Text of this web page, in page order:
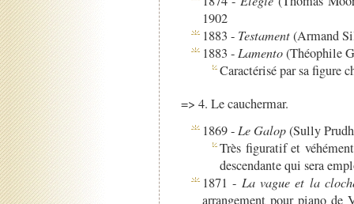
1902
1883 - Testament(Armand
1883 - Lamento(Théophile
Caractérisé par sa figure
=> 4. Le cauchermar.
1869 - Le Galop(Sully
Très figuratif et
descendante qui sera
1871 - La vague et la
arrangement pour piano